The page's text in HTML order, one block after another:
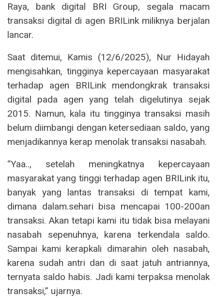
Raya, bank digital BRI Group, segala macam
transaksi digital di agen BRILink miliknya berjalan
lancar.
Saat ditemui, Kamis (12/6/2025), Nur Hidayah
mengisahkan, tingginya kepercayaan masyarakat
terhadap agen BRILink mendongkrak transaksi
digital pada agen yang telah digelutinya sejak
2015. Namun, kala itu tingginya transaksi masih
belum diimbangi dengan ketersediaan saldo, yang
menjadikannya kerap menolak transaksi nasabah.
“Yaa.., setelah meningkatnya kepercayaan
masyarakat yang tinggi terhadap agen BRILink itu,
banyak yang lantas transaksi di tempat kami,
dimana dalam.sehari bisa mencapai 100-200an
transaksi. Akan tetapi kami itu tidak bisa melayani
nasabah sepenuhnya, karena terkendala saldo.
Sampai kami kerapkali dimarahin oleh nasabah,
karena sudah antri dan di saat jatuh antriannya,
ternyata saldo habis. Jadi kami terpaksa menolak
transaksi,” ujarnya.